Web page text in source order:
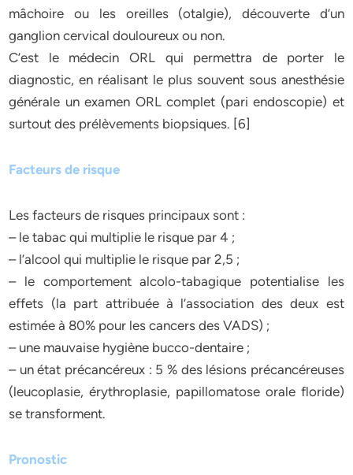
mâchoire ou les oreilles (otalgie), découverte d’un
ganglion cervical douloureux ou non.
C’est le médecin ORL qui permettra de porter le
diagnostic, en réalisant le plus souvent sous anesthésie
générale un examen ORL complet (pari endoscopie) et
surtout des prélèvements biopsiques. [6]
Facteurs de risque
Les facteurs de risques principaux sont :
– le tabac qui multiplie le risque par 4 ;
– l’alcool qui multiplie le risque par 2,5 ;
– le comportement alcolo-tabagique potentialise les
effets (la part attribuée à l’association des deux est
estimée à 80% pour les cancers des VADS) ;
– une mauvaise hygiène bucco-dentaire ;
– un état précancéreux : 5 % des lésions précancéreuses
(leucoplasie, érythroplasie, papillomatose orale floride)
se transforment.
Pronostic